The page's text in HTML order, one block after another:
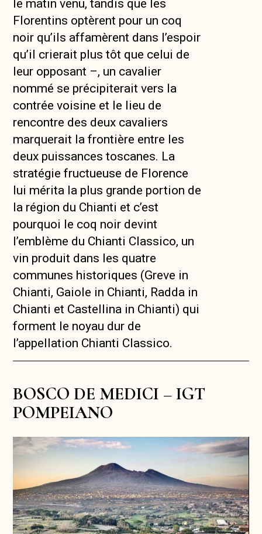
le matin venu, tandis que les
Florentins optèrent pour un coq
noir qu’ils affamèrent dans l’espoir
qu’il crierait plus tôt que celui de
leur opposant –, un cavalier
nommé se précipiterait vers la
contrée voisine et le lieu de
rencontre des deux cavaliers
marquerait la frontière entre les
deux puissances toscanes. La
stratégie fructueuse de Florence
lui mérita la plus grande portion de
la région du Chianti et c’est
pourquoi le coq noir devint
l’emblème du Chianti Classico, un
vin produit dans les quatre
communes historiques (Greve in
Chianti, Gaiole in Chianti, Radda in
Chianti et Castellina in Chianti) qui
forment le noyau dur de
l’appellation Chianti Classico.
BOSCO DE MEDICI – IGT
POMPEIANO